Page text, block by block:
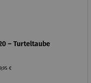
– Turteltaube
Preis:
€